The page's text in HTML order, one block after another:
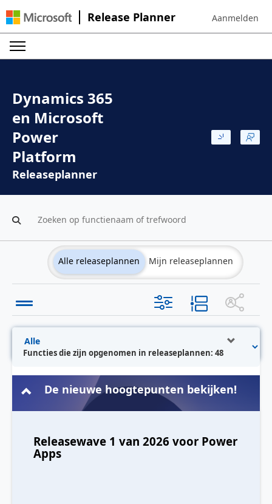
Release Planner Sign in to your
Aanmelden
Dynamics 365
en Microsoft
Power
Platform
Releaseplanner
Alle releaseplannen Mijn releaseplannen
Functies die zijn opgenomen in releaseplannen: 48
De nieuwe hoogtepunten bekijken!
Releasewave 1 van 2026 voor Power
Apps